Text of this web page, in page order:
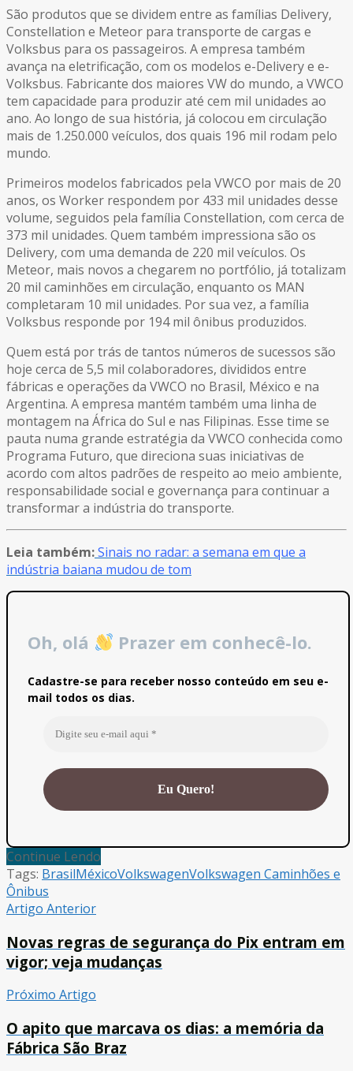
São produtos que se dividem entre as famílias Delivery,
Constellation e Meteor para transporte de cargas e
Volksbus para os passageiros. A empresa também
avança na eletrificação, com os modelos e-Delivery e e-
Volksbus. Fabricante dos maiores VW do mundo, a VWCO
tem capacidade para produzir até cem mil unidades ao
ano. Ao longo de sua história, já colocou em circulação
mais de 1.250.000 veículos, dos quais 196 mil rodam pelo
mundo.
Primeiros modelos fabricados pela VWCO por mais de 20
anos, os Worker respondem por 433 mil unidades desse
volume, seguidos pela família Constellation, com cerca de
373 mil unidades. Quem também impressiona são os
Delivery, com uma demanda de 220 mil veículos. Os
Meteor, mais novos a chegarem no portfólio, já totalizam
20 mil caminhões em circulação, enquanto os MAN
completaram 10 mil unidades. Por sua vez, a família
Volksbus responde por 194 mil ônibus produzidos.
Quem está por trás de tantos números de sucessos são
hoje cerca de 5,5 mil colaboradores, divididos entre
fábricas e operações da VWCO no Brasil, México e na
Argentina. A empresa mantém também uma linha de
montagem na África do Sul e nas Filipinas. Esse time se
pauta numa grande estratégia da VWCO conhecida como
Programa Futuro, que direciona suas iniciativas de
acordo com altos padrões de respeito ao meio ambiente,
responsabilidade social e governança para continuar a
transformar a indústria do transporte.
Leia também:Sinais no radar: a semana em que a
indústria baiana mudou de tom
Oh, olá Prazer em conhecê-lo.
Cadastre-se para receber nosso conteúdo em seu e-
mail todos os dias.
Continue Lendo
Tags: BrasilMéxicoVolkswagenVolkswagen Caminhões e
Ônibus
Artigo Anterior
Novas regras de segurança do Pix entram em
vigor; veja mudanças
Próximo Artigo
O apito que marcava os dias: a memória da
Fábrica São Braz